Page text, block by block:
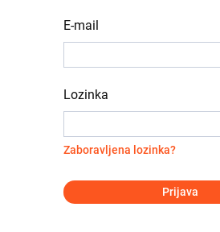
E-mail
Lozinka
Zaboravljena lozinka?
Prijava